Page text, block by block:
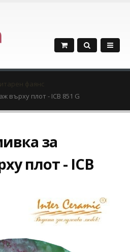
фаянс
върху плот - ICB 851 G
за
плот - ICB